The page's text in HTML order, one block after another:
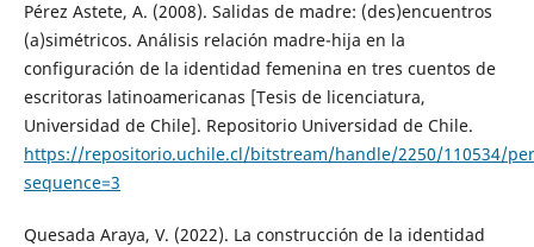
Pérez Astete, A. (2008). Salidas de madre: (des)encuentros
(a)simétricos. Análisis relación madre-hija en la
configuración de la identidad femenina en tres cuentos de
escritoras latinoamericanas [Tesis de licenciatura,
Universidad de Chile]. Repositorio Universidad de Chile.
https://repositorio.uchile.cl/bitstream/handle/2250/110534/
sequence=3
Quesada Araya, V. (2022). La construcción de la identidad